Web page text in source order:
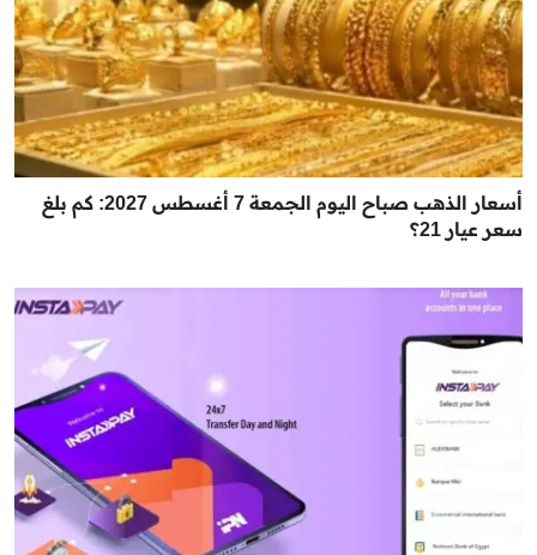
أسعار الذهب صباح اليوم الجمعة 7 أغسطس 2027: كم بلغ
سعر عيار 21؟